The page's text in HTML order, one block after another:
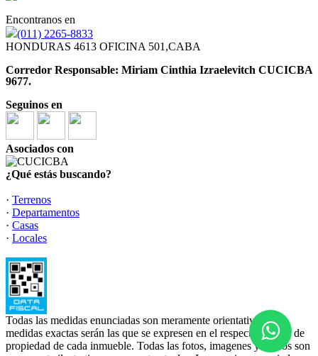
Encontranos en
(011) 2265-8833
HONDURAS 4613 OFICINA 501,CABA
Corredor Responsable: Miriam Cinthia Izraelevitch CUCICBA
9677.
Seguinos en
Asociados con
¿Qué estás buscando?
· Terrenos
· Departamentos
· Casas
· Locales
Todas las medidas enunciadas son meramente orientativas, las
medidas exactas serán las que se expresen en el respectivo título de
propiedad de cada inmueble. Todas las fotos, imagenes y videos son